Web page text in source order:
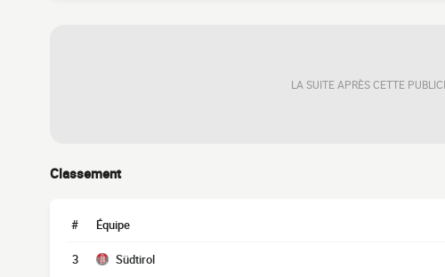
LA SUITE APRÈS CETTE
Classement
# Équipe
3 Südtirol